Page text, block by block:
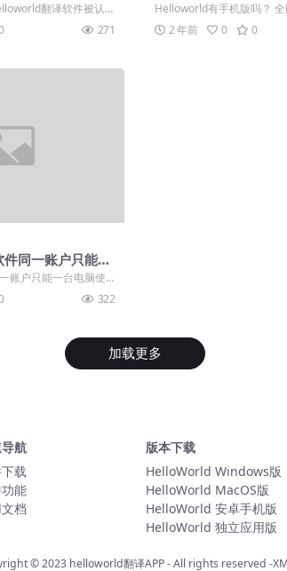
翻译软件被认为
工具之...
271
Helloworld有手机版吗？
交自动翻译软件，有需要用
2 年前 0 0
同一账户只能一
账户只能一台电脑使
，点击软件...
322
加载更多
航
载
能
档
版本下载
HelloWorld Windows版
HelloWorld MacOS版
HelloWorld 安卓手机版
HelloWorld 独立应用版
© 2023 helloworld翻译APP- All rights reserved -